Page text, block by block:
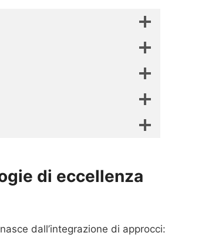
di eccellenza
dall’integrazione di approcci: